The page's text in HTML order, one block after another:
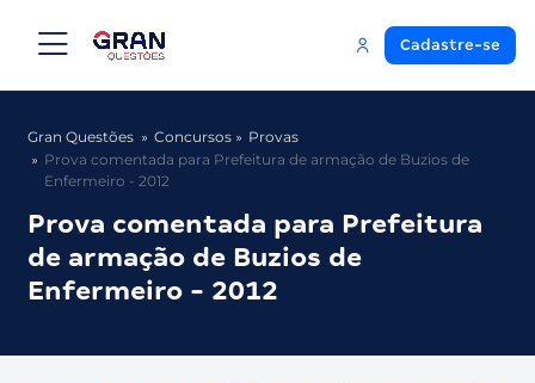
Cadastre-se
Gran Questões Concursos
Provas
Prova comentada para Prefeitura de armação de Buzios de
Enfermeiro - 2012
Prova comentada para Prefeitura
de armação de Buzios de
Enfermeiro - 2012